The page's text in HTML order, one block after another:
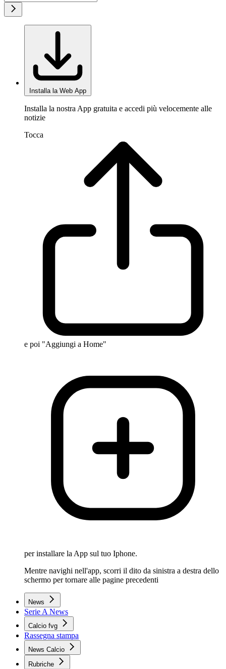
Installa la Web App
Installa la nostra App gratuita e accedi più velocemente alle
notizie
Tocca
e poi "Aggiungi a Home"
per installare la App sul tuo Iphone.
Mentre navighi nell'app, scorri il dito da sinistra a destra dello
schermo per tornare alle pagine precedenti
News
Serie A News
Calcio fvg
Rassegna stampa
News Calcio
Rubriche